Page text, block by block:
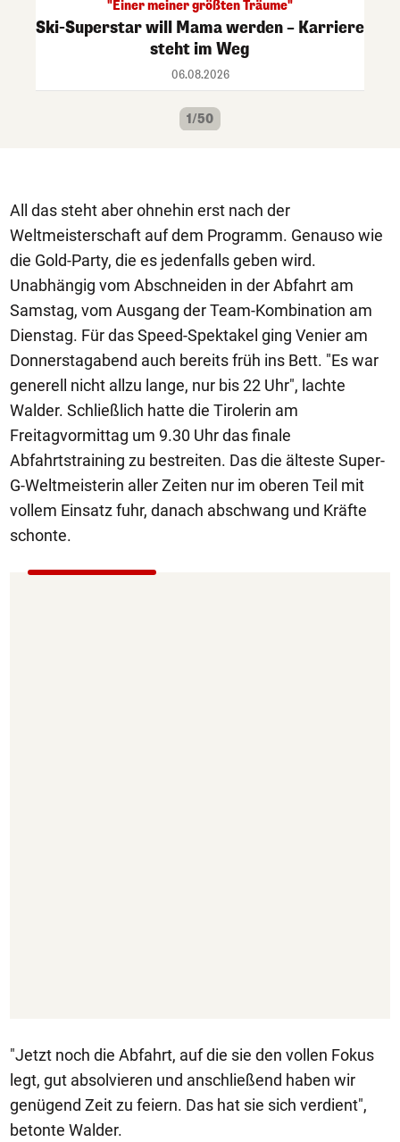
"Einer meiner größten Träume"
Ski-Superstar will Mama werden – Karriere
steht im Weg
06.08.2026
1/50
All das steht aber ohnehin erst nach der
Weltmeisterschaft auf dem Programm. Genauso wie
die Gold-Party, die es jedenfalls geben wird.
Unabhängig vom Abschneiden in der Abfahrt am
Samstag, vom Ausgang der Team-Kombination am
Dienstag. Für das Speed-Spektakel ging Venier am
Donnerstagabend auch bereits früh ins Bett. "Es war
generell nicht allzu lange, nur bis 22 Uhr", lachte
Walder. Schließlich hatte die Tirolerin am
Freitagvormittag um 9.30 Uhr das finale
Abfahrtstraining zu bestreiten. Das die älteste Super-
G-Weltmeisterin aller Zeiten nur im oberen Teil mit
vollem Einsatz fuhr, danach abschwang und Kräfte
schonte.
"Jetzt noch die Abfahrt, auf die sie den vollen Fokus
legt, gut absolvieren und anschließend haben wir
genügend Zeit zu feiern. Das hat sie sich verdient",
betonte Walder.